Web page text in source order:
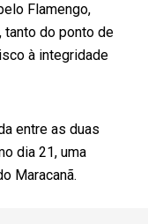
Flamengo,
tanto do ponto de
à integridade
entre as duas
dia 21, uma
Maracanã.